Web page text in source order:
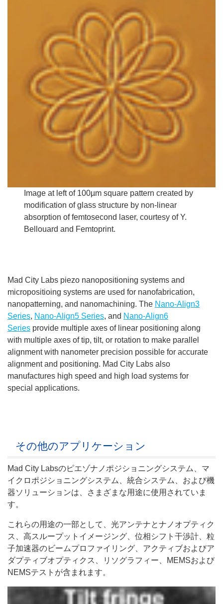
Image at left of 100µm square pattern created by
modification of glass structure by non-linear
absorption of femtosecond laser, courtesy of Y.
Bellouard and Femtoprint.
Mad City Labs piezo nanopositioning systems and
micropositioing systems are used for nanofabrication,
nanopatterning, and nanomachining. The Nano-Align3
Series, Nano-Align5 Series, and Nano-Align6
Series provide multiple axes of linear positioning along
with multiple axes of tip, tilt, or rotation to make parallel
alignment with nanometer precision possible for accurate
alignment and positioning. Mad City Labs also
manufactures high speed and high load systems for
special applications.
その他のアプリケーション
Mad City Labsのピエゾナノポジショニングシステム、マ
イクロポジショニングシステム、統合システム、および機
器ソリューションは、さまざまな用途に使用されていま
す。
これらの用途の一部として、光アンテナとナノオプティク
ス、高スループットイメージング、位相シフト干渉計、粒
子加速器のビームプロファイリング、アクティブおよびア
ダプティブオプティクス、リソグラフィー、MEMSおよび
NEMSテストが含まれます。